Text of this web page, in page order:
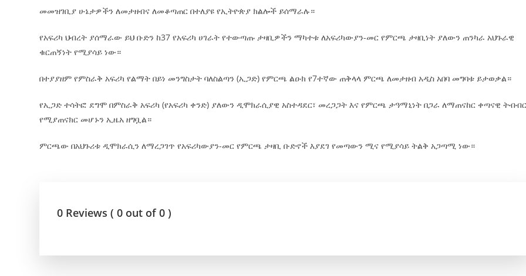
መመዝገቢያ ሁኔታዎችን ለመታዘብና ለመቆጣጠር በተለያዩ የኢትዮጵያ ክልሎች ይሰማራሉ።
የአፍሪካ ህብረት ያሰማራው ይህ ቡድን ከ37 የአፍሪካ ሀገራት የተውጣጡ ታዛቢዎችን ማካተቱ ለአፍሪካውያን-መር የምርጫ ታዛቢነት ያለውን ጠንካራ አህጉራዊ
ቁርጠኝነት የሚያሳይ ነው።
በተያያዘም የምስራቅ አፍሪካ የልማት በይነ መንግስታት ባለስልጣን (ኢጋድ) የምርጫ ልዑክ የ7ተኛው ጠቅላላ ምርጫ ለመታዘብ አዲስ አበባ መግባቱ ይታወቃል።
የኢጋድ ተሳትፎ ደግሞ በምስራቅ አፍሪካ (የአፍሪካ ቀንድ) ያለውን ዲሞክራሲያዊ አስተዳደር፣ መረጋጋት እና የምርጫ ታዓማኒነት በጋራ ለማጠናከር ቀጣናዊ
የሚያጠናክር መሆኑን ኢዜአ ዘግቧል።
ምርጫው በአህጉሪቱ ዲሞክራሲን ለማረጋገጥ የአፍሪካውያን-መር የምርጫ ታዛቢ ቡድኖች እያደገ የመጣውን ሚና የሚያሳይ ትልቅ አጋጣሚ ነው።
0 Reviews ( 0 out of 0 )